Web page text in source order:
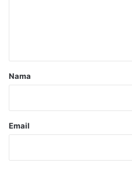
rNama
Email